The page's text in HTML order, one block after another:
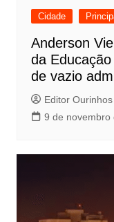
Cidade
Anderson
da
de vazio
Editor
9 de novembro